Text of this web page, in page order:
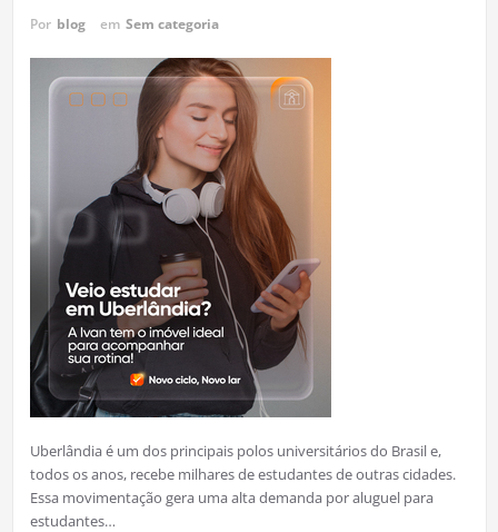
Por blog em Sem categoria
Uberlândia é um dos principais polos universitários do Brasil e,
todos os anos, recebe milhares de estudantes de outras cidades.
Essa movimentação gera uma alta demanda por aluguel para
estudantes…